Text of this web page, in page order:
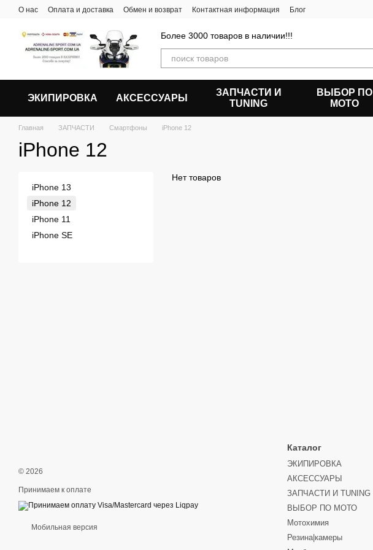
Перейти к основному контенту
О нас Оплата и доставка Обмен и возврат Контактная информация Блог
Более 3000 товаров в наличии!!!
ЭКИПИРОВКА АКСЕССУАРЫ
ЗАПЧАСТИ И
ТUNING
ВЫБОР ПО
МОТО
Главная ЗАПЧАСТИ Смартфоны iPhone 12
iPhone 12
Нет товаров
iPhone 13
iPhone 12
iPhone 11
iPhone SE
© 2026
Принимаем к оплате
Мобильная версия
Каталог
ЭКИПИРОВКА
АКСЕССУАРЫ
ЗАПЧАСТИ И ТUNING
ВЫБОР ПО МОТО
Мотохимия
Резина|камеры